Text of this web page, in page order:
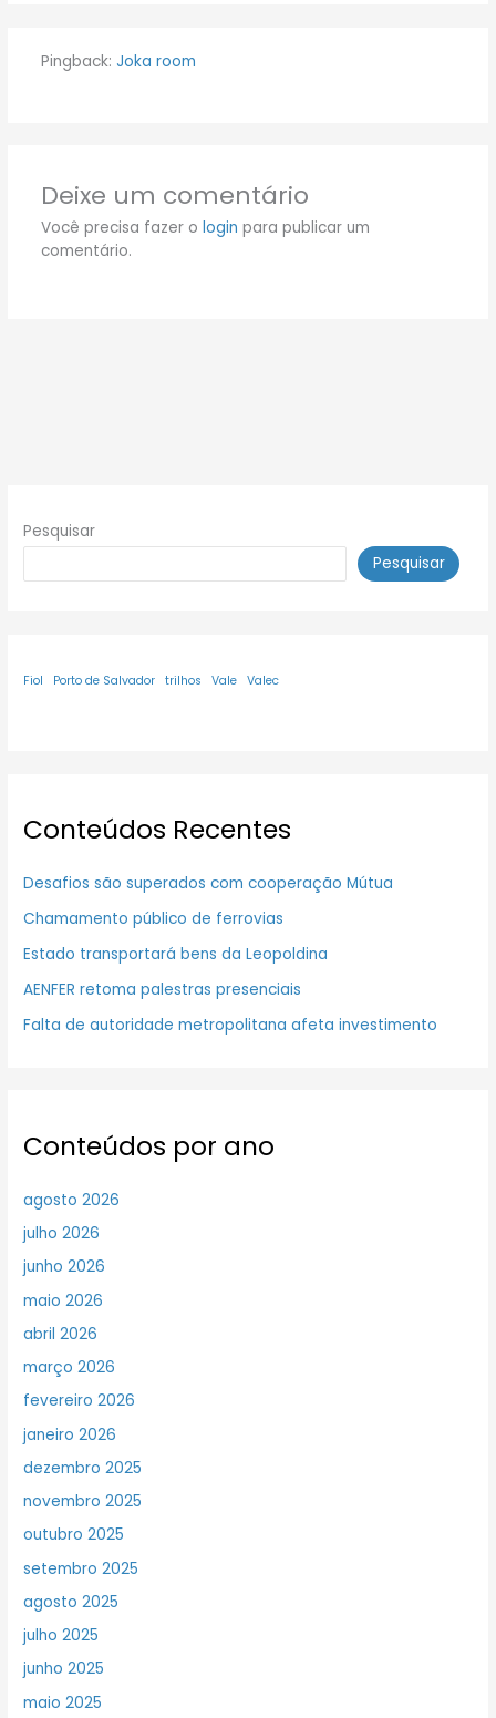
Pingback: Joka room
Deixe um comentário
Você precisa fazer o login para publicar um
comentário.
Pesquisar
Pesquisar
Fiol Porto de Salvador trilhos Vale Valec
Conteúdos Recentes
Desafios são superados com cooperação Mútua
Chamamento público de ferrovias
Estado transportará bens da Leopoldina
AENFER retoma palestras presenciais
Falta de autoridade metropolitana afeta investimento
Conteúdos por ano
agosto 2026
julho 2026
junho 2026
maio 2026
abril 2026
março 2026
fevereiro 2026
janeiro 2026
dezembro 2025
novembro 2025
outubro 2025
setembro 2025
agosto 2025
julho 2025
junho 2025
maio 2025